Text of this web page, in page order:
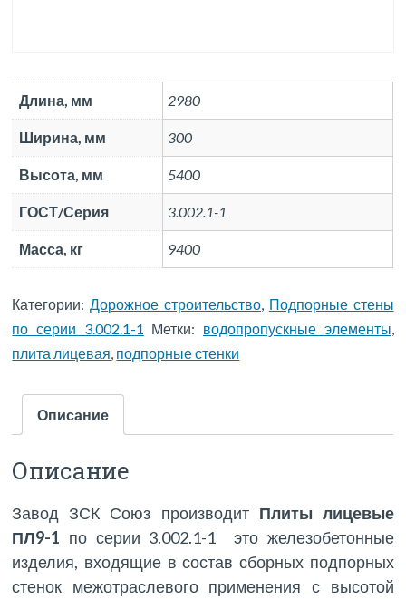
Длина, мм 2980
Ширина, мм 300
Высота, мм 5400
ГОСТ/Серия 3.002.1-1
Масса, кг 9400
Категории: Дорожное строительство Подпорные стены
по серии 3.002.1-1 Метки: водопропускные элементы
плита лицевая подпорные стенки
Описание
Описание
Завод ЗСК Союз производит Плиты лицевые
ПЛ9-1 по серии 3.002.1-1 это железобетонные
изделия, входящие в состав сборных подпорных
стенок межотраслевого применения с высотой